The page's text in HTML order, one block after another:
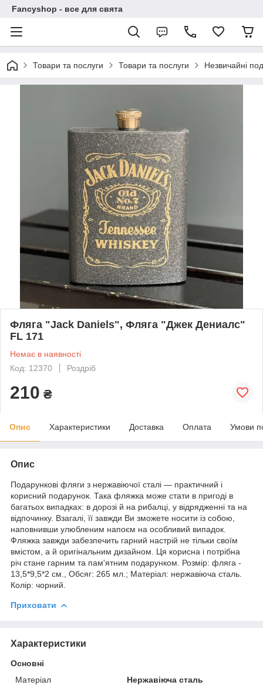
Fancyshop - все для свята
Товари та послуги Товари та послуги Незвичайні
Фляга "Jack Daniels", Фляга "Джек Дениалс"
FL 171
Немає в наявності
Код: 12370
Роздріб
210 ₴
Опис Характеристики Доставка Оплата Умови
Опис
Подарункові фляги з нержавіючої сталі — практичний і
корисний подарунок. Така фляжка може стати в пригоді в
багатьох випадках: в дорозі й на рибалці, у відрядженні та на
відпочинку. Взагалі, її завжди Ви зможете носити із собою,
наповнивши улюбленим напоєм на особливий випадок.
Фляжка завжди забезпечить гарний настрій не тільки своїм
вмістом, а й оригінальним дизайном. Ця корисна і потрібна
річ стане гарним та пам'ятним подарунком. Розмір: фляга -
13,5*9,5*2 см., Обсяг: 265 мл.; Матеріал: нержавіюча сталь.
Колір: чорний.
Приховати
Характеристики
Основні
Матеріал
Нержавіюча сталь